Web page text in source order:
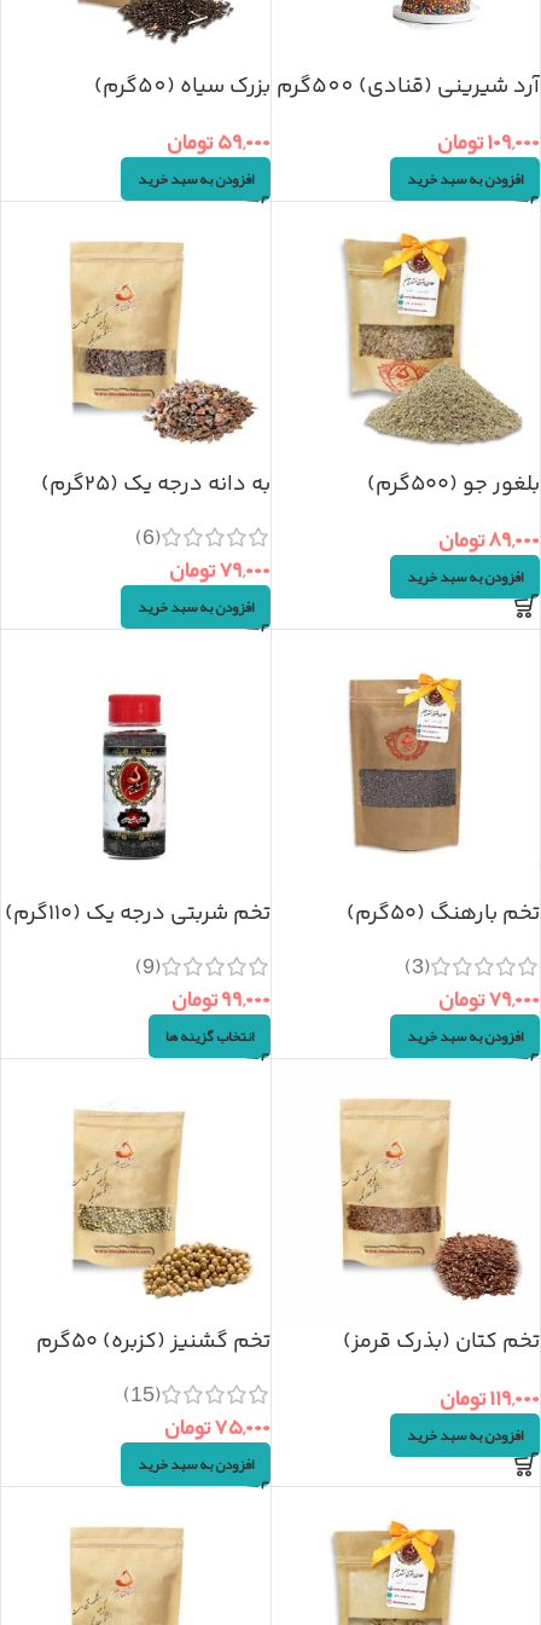
آرد شیرینی (قنادی) 500گرم
۱۰۹,۰۰۰تومان
افزودن به سبد خرید
بزرک سیاه (50گرم)
۵۹,۰۰۰تومان
افزودن به سبد خرید
بلغور جو (۵۰۰گرم)
۸۹,۰۰۰تومان
افزودن به سبد خرید
به دانه درجه یک (۲۵گرم)
(6)
۷۹,۰۰۰تومان
افزودن به سبد خرید
تخم بارهنگ (۵۰گرم)
(3)
۷۹,۰۰۰تومان
افزودن به سبد خرید
تخم شربتی درجه یک (۱۱۰گرم)
(9)
۹۹,۰۰۰تومان
انتخاب گزینه ها
تخم کتان (بذرک قرمز)
۱۱۹,۰۰۰تومان
افزودن به سبد خرید
تخم گشنیز (کزبره) ۵۰گرم
(15)
۷۵,۰۰۰تومان
افزودن به سبد خرید